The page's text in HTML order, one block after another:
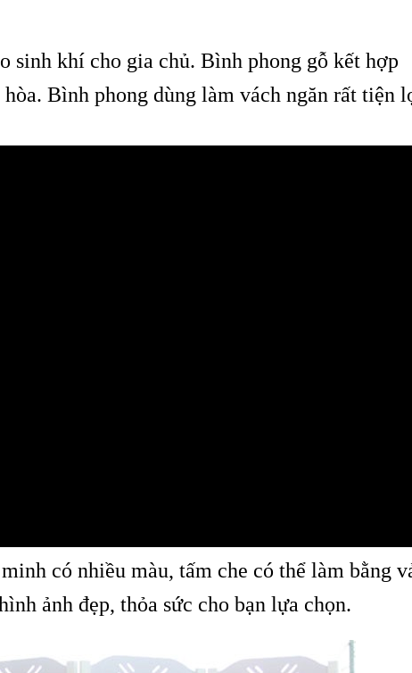
sinh khí cho gia chủ. Bình phong gỗ kết hợp
Bình phong dùng làm vách ngăn rất tiện
có nhiều màu, tấm che có thể làm bằng
ảnh đẹp, thỏa sức cho bạn lựa chọn.